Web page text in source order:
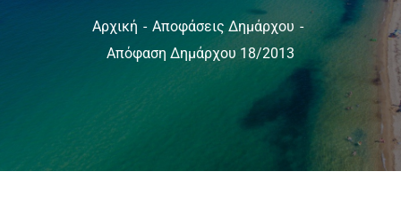
Αρχική
Αποφάσεις Δημάρχου
Απόφαση Δημάρχου 18/2013